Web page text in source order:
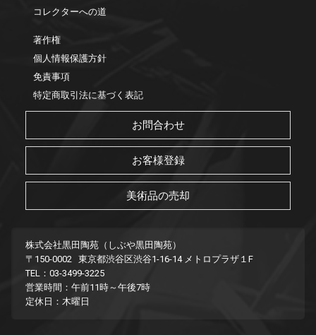
コレクターへの道
著作権
個人情報保護方針
免責事項
特定商取引法に基づく表記
お問合わせ
お客様登録
美術品の売却
株式会社黒田陶苑（しぶや黒田陶苑）
〒150-0002 東京都渋谷区渋谷1-16-14 メトロプラザ１F
TEL：03-3499-3225
営業時間：午前11時～午後7時
定休日：木曜日